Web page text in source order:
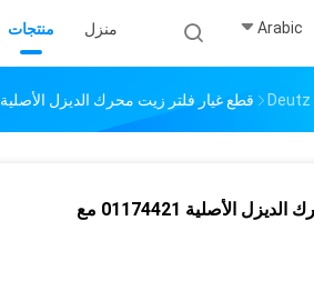
منزل منتجات Arabic
قطع غيار فلتر زيت محرك الديزل الأصلية 01174421 مع التعبئة المحايدة
قطع غيار فلتر زيت محرك الديزل الأصلية 01174421 مع